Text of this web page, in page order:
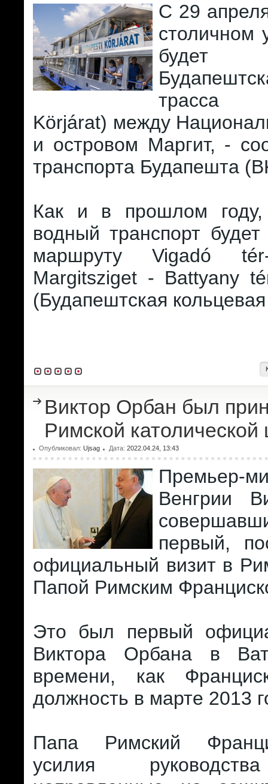
С 29
столичном
будет
трасса
Körjárat) между
и островом Маргит, -
транспорта Будапешта
Как и в прошлом
водный транспорт
маршруту Vigadó
Margitsziget - Battyany
(Будапештская
Виктор Орбан был
Римской католической
Опубликовал: Ujsag Дата: 2022.04.24, 13:43
Премьер-
Венгрии
первый,
официальный визит в
Папой Римским
Это был первый
Виктора Орбана в
времени, как
должность в марте 2013
Папа Римский
усилия